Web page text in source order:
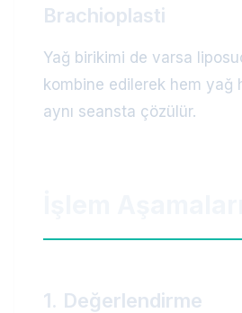
Brachioplasti
Yağ birikimi de varsa
kombine edilerek hem yağ
aynı seansta çözülür.
1. Değerlendirme